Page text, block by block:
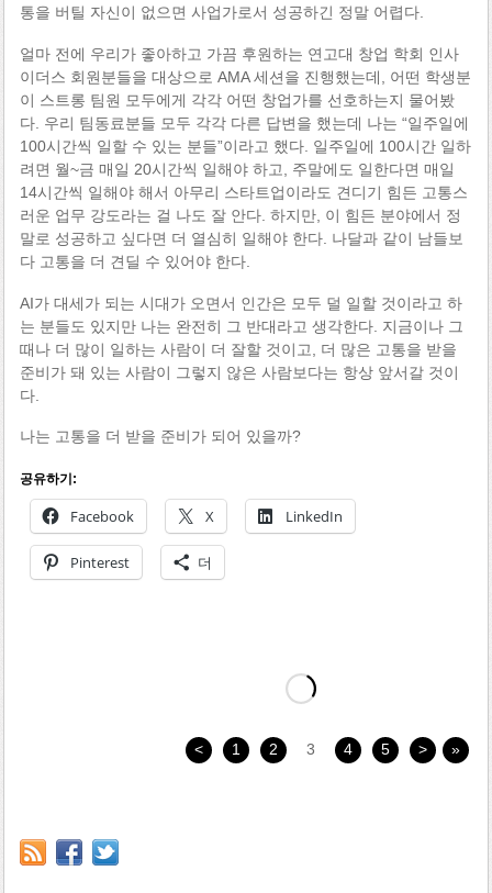
통을 버틸 자신이 없으면 사업가로서 성공하긴 정말 어렵다.
얼마 전에 우리가 좋아하고 가끔 후원하는 연고대 창업 학회 인사
이더스 회원분들을 대상으로 AMA 세션을 진행했는데, 어떤 학생분
이 스트롱 팀원 모두에게 각각 어떤 창업가를 선호하는지 물어봤
다. 우리 팀동료분들 모두 각각 다른 답변을 했는데 나는 “일주일에
100시간씩 일할 수 있는 분들”이라고 했다. 일주일에 100시간 일하
려면 월~금 매일 20시간씩 일해야 하고, 주말에도 일한다면 매일
14시간씩 일해야 해서 아무리 스타트업이라도 견디기 힘든 고통스
러운 업무 강도라는 걸 나도 잘 안다. 하지만, 이 힘든 분야에서 정
말로 성공하고 싶다면 더 열심히 일해야 한다. 나달과 같이 남들보
다 고통을 더 견딜 수 있어야 한다.
AI가 대세가 되는 시대가 오면서 인간은 모두 덜 일할 것이라고 하
는 분들도 있지만 나는 완전히 그 반대라고 생각한다. 지금이나 그
때나 더 많이 일하는 사람이 더 잘할 것이고, 더 많은 고통을 받을
준비가 돼 있는 사람이 그렇지 않은 사람보다는 항상 앞서갈 것이
다.
나는 고통을 더 받을 준비가 되어 있을까?
공유하기:
Facebook X LinkedIn
Pinterest 더
< 1 2 3 4 5 > »